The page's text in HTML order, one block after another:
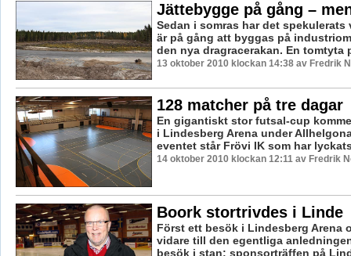
Jättebygge på gång –
Sedan i somras har det spekulerats
är på gång att byggas på
den nya dragracerakan. En tomtyta
13 oktober 2010 klockan 14:38 av Fredrik
128 matcher på tre dagar
En gigantiskt stor futsal-cup
i Lindesberg Arena under
eventet står Frövi IK som har
14 oktober 2010 klockan 12:11 av Fredrik
Boork stortrivdes i Linde
Först ett besök i Lindesberg Arena
vidare till den egentliga
besök i stan: sponsorträffen på